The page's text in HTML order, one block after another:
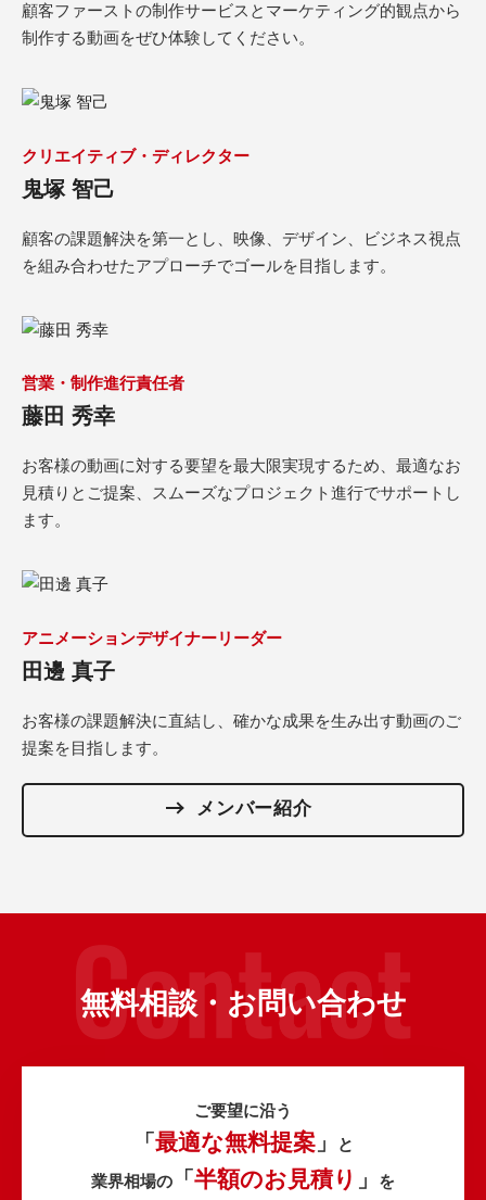
顧客ファーストの制作サービスとマーケティング的観点から
制作する動画をぜひ体験してください。
クリエイティブ・ディレクター
鬼塚 智己
顧客の課題解決を第一とし、映像、デザイン、ビジネス視点
を組み合わせたアプローチでゴールを目指します。
営業・制作進行責任者
藤田 秀幸
お客様の動画に対する要望を最大限実現するため、最適なお
見積りとご提案、スムーズなプロジェクト進行でサポートし
ます。
アニメーションデザイナーリーダー
田邊 真子
お客様の課題解決に直結し、確かな成果を生み出す動画のご
提案を目指します。
メンバー紹介
無料相談・お問い合わせ
ご要望に沿う
「 最適な無料提案」
と
業界相場の
「 半額のお見積り 」
を